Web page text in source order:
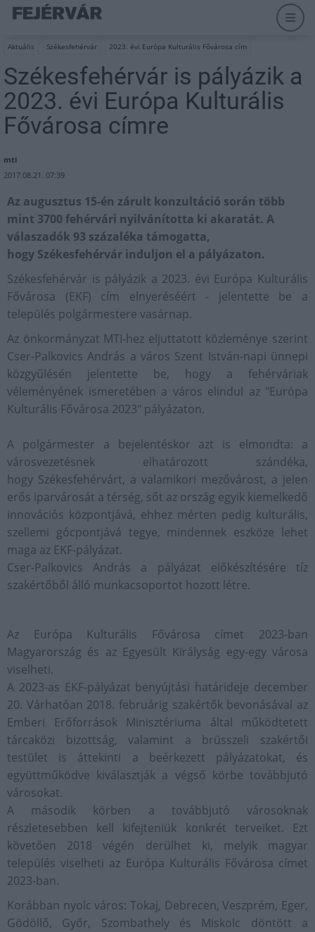
Aktuális Székesfehérvár 2023. évi Európa Kulturális Fővárosa cím
Székesfehérvár is pályázik a
2023. évi Európa Kulturális
Fővárosa címre
mti
2017.08.21. 07:39
Az augusztus 15-én zárult konzultáció során több
mint 3700 fehérvári nyilvánította ki akaratát. A
válaszadók 93 százaléka támogatta,
hogy Székesfehérvár induljon el a pályázaton.
Székesfehérvár is pályázik a 2023. évi Európa Kulturális
Fővárosa (EKF) cím elnyeréséért - jelentette be a
település polgármestere vasárnap.
Az önkormányzat MTI-hez eljuttatott közleménye szerint
Cser-Palkovics András a város Szent István-napi ünnepi
közgyűlésén jelentette be, hogy a fehérváriak
véleményének ismeretében a város elindul az "Európa
Kulturális Fővárosa 2023" pályázaton.
A polgármester a bejelentéskor azt is elmondta: a
városvezetésnek elhatározott szándéka,
hogy Székesfehérvárt, a valamikori mezővárost, a jelen
erős iparvárosát a térség, sőt az ország egyik kiemelkedő
innovációs központjává, ehhez mérten pedig kulturális,
szellemi gócpontjává tegye, mindennek eszköze lehet
maga az EKF-pályázat.
Cser-Palkovics András a pályázat előkészítésére tíz
szakértőből álló munkacsoportot hozott létre.
Az Európa Kulturális Fővárosa címet 2023-ban
Magyarország és az Egyesült Királyság egy-egy városa
viselheti.
A 2023-as EKF-pályázat benyújtási határideje december
20. Várhatóan 2018. februárig szakértők bevonásával az
Emberi Erőforrások Minisztériuma által működtetett
tárcaközi bizottság, valamint a brüsszeli szakértői
testület is áttekinti a beérkezett pályázatokat, és
együttműködve kiválasztják a végső körbe továbbjutó
városokat.
A második körben a továbbjutó városoknak
részletesebben kell kifejteniük konkrét terveiket. Ezt
követően 2018 végén derülhet ki, melyik magyar
település viselheti az Európa Kulturális Fővárosa címet
2023-ban.
Korábban nyolc város: Tokaj, Debrecen, Veszprém, Eger,
Gödöllő, Győr, Szombathely és Miskolc döntött a